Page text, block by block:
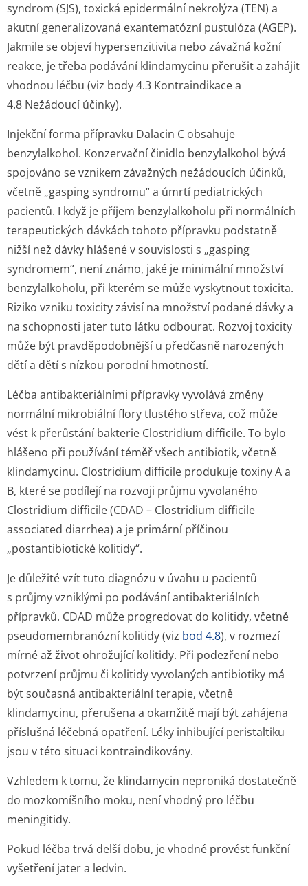
syndrom (SJS), toxická epidermální nekrolýza (TEN) a
akutní generalizovaná exantematózní pustulóza (AGEP).
Jakmile se objeví hypersenzitivita nebo závažná kožní
reakce, je třeba podávání klindamycinu přerušit a zahájit
vhodnou léčbu (viz body 4.3 Kontraindikace a
4.8 Nežádoucí účinky).
Injekční forma přípravku Dalacin C obsahuje
benzylalkohol. Konzervační činidlo benzylalkohol bývá
spojováno se vznikem závažných nežádoucích účinků,
včetně „gasping syndromu“ a úmrtí pediatrických
pacientů. I když je příjem benzylalkoholu při normálních
terapeutických dávkách tohoto přípravku podstatně
nižší než dávky hlášené v souvislosti s „gasping
syndromem“, není známo, jaké je minimální množství
benzylalkoholu, při kterém se může vyskytnout toxicita.
Riziko vzniku toxicity závisí na množství podané dávky a
na schopnosti jater tuto látku odbourat. Rozvoj toxicity
může být pravděpodobnější u předčasně narozených
dětí a dětí s nízkou porodní hmotností.
Léčba antibakteriálními přípravky vyvolává změny
normální mikrobiální flory tlustého střeva, což může
vést k přerůstání bakterie Clostridium difficile. To bylo
hlášeno při používání téměř všech antibiotik, včetně
klindamycinu. Clostridium difficile produkuje toxiny A a
B, které se podílejí na rozvoji průjmu vyvolaného
Clostridium difficile(CDAD – Clostridium difficile
associated diarrhea) a je primární příčinou
„postantibiotické kolitidy“.
Je důležité vzít tuto diagnózu v úvahu u pacientů
s průjmy vzniklými po podávání antibakteriálních
přípravků. CDAD může progredovat do kolitidy, včetně
pseudomembranózní kolitidy (viz bod 4.8), v rozmezí
mírné až život ohrožující kolitidy. Při podezření nebo
potvrzení průjmu či kolitidy vyvolaných antibiotiky má
být současná antibakteriální terapie, včetně
klindamycinu, přerušena a okamžitě mají být zahájena
příslušná léčebná opatření. Léky inhibující peristaltiku
jsou v této situaci kontraindikovány.
Vzhledem k tomu, že klindamycin neproniká dostatečně
do mozkomíšního moku, není vhodný pro léčbu
meningitidy.
Pokud léčba trvá delší dobu, je vhodné provést funkční
vyšetření jater a ledvin.